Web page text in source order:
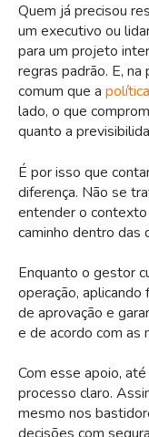
Quem já precisou
um executivo ou
para um projeto
regras padrão. E,
comum que a
lado, o que
quanto a
É por isso que
diferença. Não se
entender o
caminho dentro das
Enquanto o gestor
operação,
de aprovação e
e de acordo com as
Com esse apoio,
processo claro.
mesmo nos